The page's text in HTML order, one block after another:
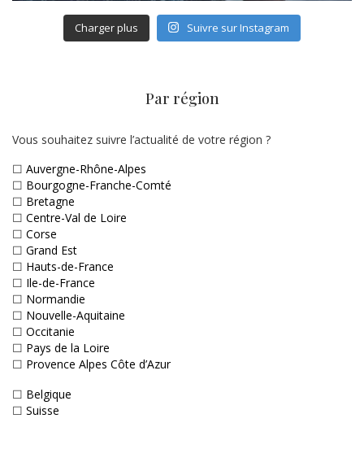
Charger plus Suivre sur Instagram
Par région
Vous souhaitez suivre l’actualité de votre région ?
☐ Auvergne-Rhône-Alpes
☐ Bourgogne-Franche-Comté
☐ Bretagne
☐ Centre-Val de Loire
☐ Corse
☐ Grand Est
☐ Hauts-de-France
☐ Ile-de-France
☐ Normandie
☐ Nouvelle-Aquitaine
☐ Occitanie
☐ Pays de la Loire
☐ Provence Alpes Côte d’Azur
☐ Belgique
☐ Suisse